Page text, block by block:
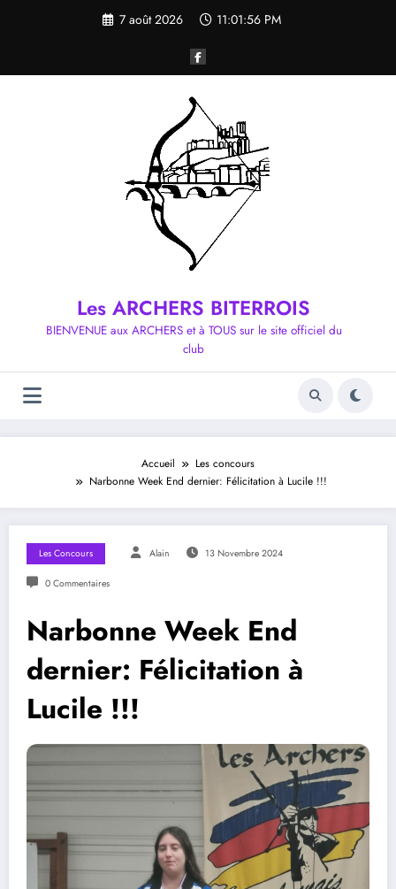
7 août 2026 11:01:57 PM
Les ARCHERS BITERROIS
BIENVENUE aux ARCHERS et à TOUS sur le site officiel du
club
Accueil
Les concours
Narbonne Week End dernier: Félicitation à Lucile !!!
Les Concours Alain 13 Novembre 2024
0 Commentaires
Narbonne Week End
dernier: Félicitation à
Lucile !!!